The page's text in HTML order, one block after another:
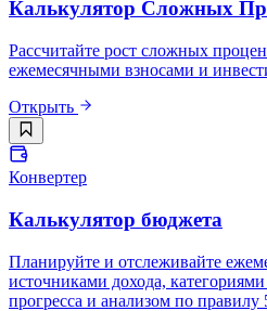
Калькулятор Сложных
Рассчитайте рост сложных
ежемесячными взносами и
Открыть
Конвертер
Калькулятор бюджета
Планируйте и отслеживайте
источниками дохода,
прогресса и анализом по правилу